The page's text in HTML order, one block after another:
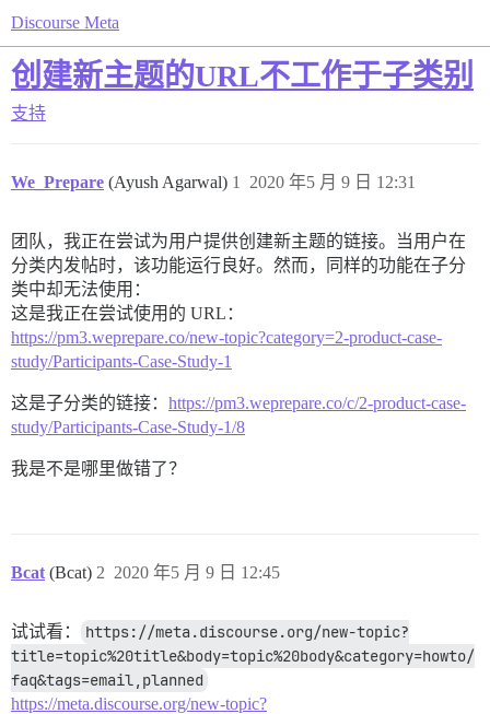
Discourse Meta
创建新主题的URL不工作于子类别
支持
We_Prepare (Ayush Agarwal) 2020 年5 月 9 日 12:31
1
团队，我正在尝试为用户提供创建新主题的链接。当用户在
分类内发帖时，该功能运行良好。然而，同样的功能在子分
类中却无法使用：
这是我正在尝试使用的 URL：
https://pm3.weprepare.co/new-topic?category=2-product-case-
study/Participants-Case-Study-1
这是子分类的链接： https://pm3.weprepare.co/c/2-product-case-
study/Participants-Case-Study-1/8
我是不是哪里做错了？
Bcat (Bcat) 2020 年5 月 9 日 12:45
2
试试看：
https://meta.discourse.org/new-topic?
title=topic%20title&body=topic%20body&category=howto/
faq&tags=email,planned
https://meta.discourse.org/new-topic?